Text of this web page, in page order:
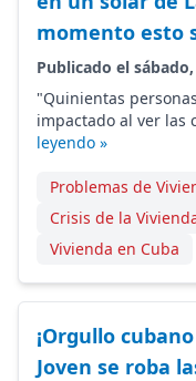
momento esto
Publicado el
"Quinientas
impactado al ver las
leyendo »
Problemas de
Crisis de la
Vivienda en Cuba
¡Orgullo
Joven se roba